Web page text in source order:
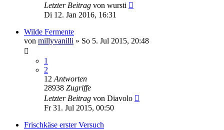
Letzter Beitrag von wursti
Di 12. Jan 2016, 16:31
Wilde Fermente
von millyvanilli » So 5. Jul 2015, 20:48
1
2
12 Antworten
28938 Zugriffe
Letzter Beitrag von Diavolo
Fr 31. Jul 2015, 00:50
Frischkäse erster Versuch